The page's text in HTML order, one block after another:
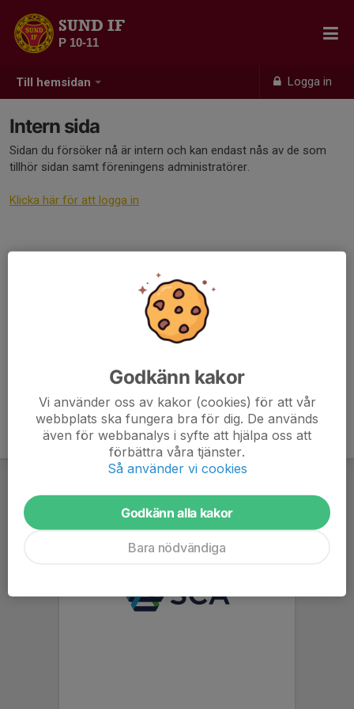
Till hemsidan Logga in
SUND IF
P 10-11
Intern sida
Sidan du försöker nå är intern och kan endast nås av de som
tillhör sidan samt föreningens administratörer.
Klicka här för att logga in
Godkänn kakor
Vi använder oss av kakor (cookies) för att vår
webbplats ska fungera bra för dig. De används
även för webbanalys i syfte att hjälpa oss att
förbättra våra tjänster.
Så använder vi cookies
Godkänn alla kakor
Bara nödvändiga